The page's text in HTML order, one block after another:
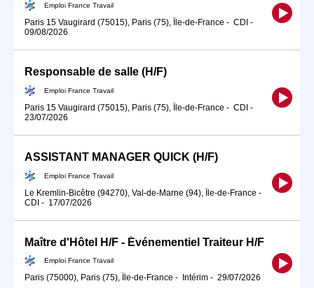
Emploi France Travail
Paris 15 Vaugirard (75015), Paris (75), Île-de-France - CDI -
09/08/2026
Responsable de salle (H/F)
Emploi France Travail
Paris 15 Vaugirard (75015), Paris (75), Île-de-France - CDI -
23/07/2026
ASSISTANT MANAGER QUICK (H/F)
Emploi France Travail
Le Kremlin-Bicêtre (94270), Val-de-Marne (94), Île-de-France -
CDI - 17/07/2026
Maître d'Hôtel H/F - Événementiel Traiteur H/F
Emploi France Travail
Paris (75000), Paris (75), Île-de-France - Intérim - 29/07/2026